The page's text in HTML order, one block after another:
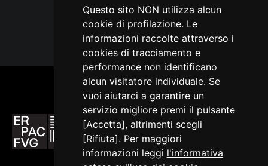
Questo sito NON utilizza alcun
cookie di profilazione. Le
informazioni raccolte attraverso i
cookies di tracciamento e
performance non identificano
alcun visitatore individuale. Se
vuoi aiutarci a garantire un
servizio migliore premi il pulsante
[Accetta], altrimenti scegli
[Rifiuta]. Per maggiori
informazioni leggi l'informativa